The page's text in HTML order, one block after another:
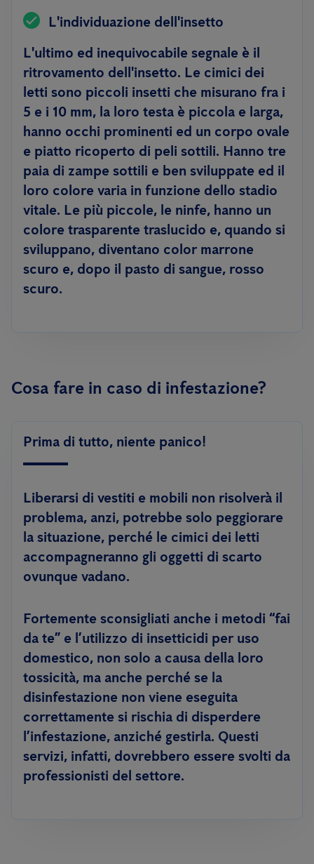
L'individuazione dell'insetto
L'ultimo ed inequivocabile segnale è il
ritrovamento dell'insetto. Le cimici dei
letti sono piccoli insetti che misurano fra i
5 e i 10 mm, la loro testa è piccola e larga,
hanno occhi prominenti ed un corpo ovale
e piatto ricoperto di peli sottili. Hanno tre
paia di zampe sottili e ben sviluppate ed il
loro colore varia in funzione dello stadio
vitale. Le più piccole, le ninfe, hanno un
colore trasparente traslucido e, quando si
sviluppano, diventano color marrone
scuro e, dopo il pasto di sangue, rosso
scuro.
Cosa fare in caso di infestazione?
Prima di tutto, niente panico!
Liberarsi di vestiti e mobili non risolverà il
problema, anzi, potrebbe solo peggiorare
la situazione, perché le cimici dei letti
accompagneranno gli oggetti di scarto
ovunque vadano.
Fortemente sconsigliati anche i metodi “fai
da te” e l’utilizzo di insetticidi per uso
domestico, non solo a causa della loro
tossicità, ma anche perché se la
disinfestazione non viene eseguita
correttamente si rischia di disperdere
l’infestazione, anziché gestirla. Questi
servizi, infatti, dovrebbero essere svolti da
professionisti del settore.